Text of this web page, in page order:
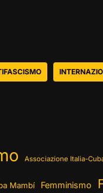
Associazione Italia-
Mambí Femminismo